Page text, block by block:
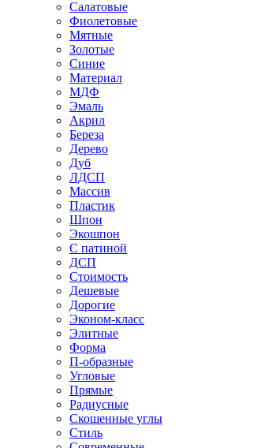
Салатовые
Фиолетовые
Мятные
Золотые
Синие
Материал
МДФ
Эмаль
Акрил
Береза
Дерево
Дуб
ЛДСП
Массив
Пластик
Шпон
Экошпон
С патиной
ДСП
Стоимость
Дешевые
Дорогие
Эконом-класс
Элитные
Форма
П-образные
Угловые
Прямые
Радиусные
Скошенные углы
Стиль